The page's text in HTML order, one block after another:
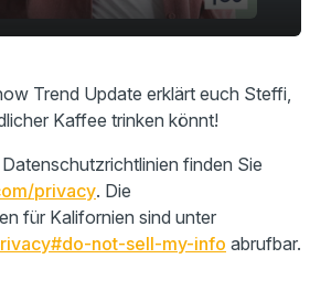
Trend Update erklärt euch Steffi,
Kaffee trinken könnt!
finden Sie
privacy. Die
für Kalifornien sind unter
not-sell-my-info abrufbar.